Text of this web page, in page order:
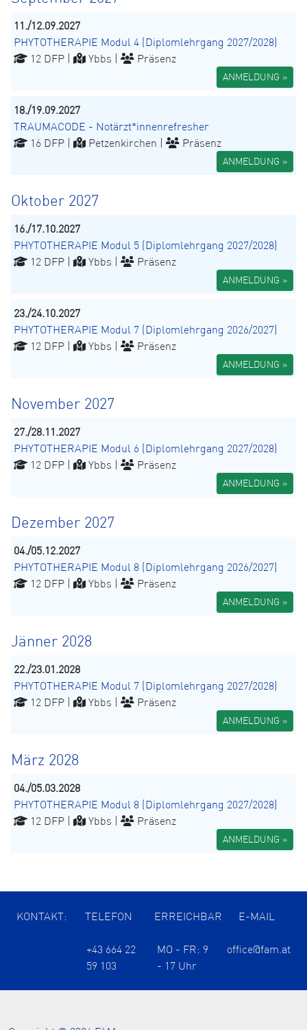
11./12.09.2027
PHYTOTHERAPIE Modul 4 (Diplomlehrgang 2027/2028)
12 DFP |
Ybbs | Präsenz
ANMELDUNG »
18./19.09.2027
TRAUMACODE - Notärzt*innenrefresher
16 DFP |
Petzenkirchen | Präsenz
ANMELDUNG »
Oktober 2027
16./17.10.2027
PHYTOTHERAPIE Modul 5 (Diplomlehrgang 2027/2028)
12 DFP |
Ybbs | Präsenz
ANMELDUNG »
23./24.10.2027
PHYTOTHERAPIE Modul 7 (Diplomlehrgang 2026/2027)
12 DFP |
Ybbs | Präsenz
ANMELDUNG »
November 2027
27./28.11.2027
PHYTOTHERAPIE Modul 6 (Diplomlehrgang 2027/2028)
12 DFP |
Ybbs | Präsenz
ANMELDUNG »
Dezember 2027
04./05.12.2027
PHYTOTHERAPIE Modul 8 (Diplomlehrgang 2026/2027)
12 DFP |
Ybbs | Präsenz
ANMELDUNG »
Jänner 2028
22./23.01.2028
PHYTOTHERAPIE Modul 7 (Diplomlehrgang 2027/2028)
12 DFP |
Ybbs | Präsenz
ANMELDUNG »
März 2028
04./05.03.2028
PHYTOTHERAPIE Modul 8 (Diplomlehrgang 2027/2028)
12 DFP |
Ybbs | Präsenz
ANMELDUNG »
KONTAKT: TELEFON ERREICHBAR E-MAIL
+43 664 22
59 103
MO - FR: 9
- 17 Uhr
office@fam.at